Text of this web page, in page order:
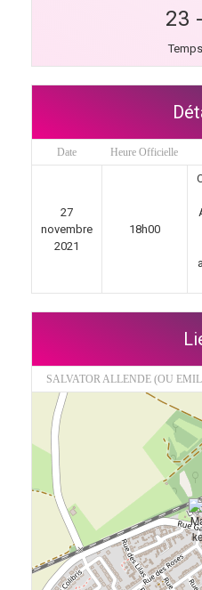
23 -
Date Heure Officielle
27
novembre
2021
18h00
SALVATOR ALLENDE (OU